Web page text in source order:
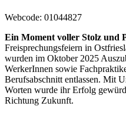
Webcode: 01044827
Ein Moment voller Stolz und
Freisprechungsfeiern in
wurden im Oktober 2025
WerkerInnen sowie
Berufsabschnitt entlassen. Mit
Worten wurde ihr Erfolg
Richtung Zukunft.